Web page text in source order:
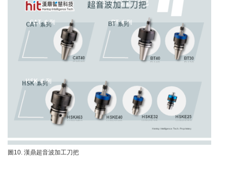
圖10. 漢鼎超音波加工刀把